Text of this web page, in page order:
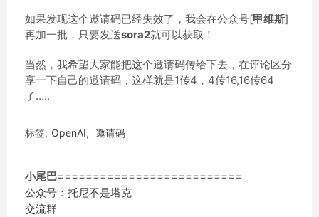
如果发现这个邀请码已经失效了，我会在公众号[甲维斯]
再加一批，只要发送sora2就可以获取！
当然，我希望大家能把这个邀请码传给下去，在评论区分
享一下自己的邀请码，这样就是1传4，4传16,16传64
了…..
标签: OpenAI, 邀请码
小尾巴==========================
公众号：托尼不是塔克
交流群